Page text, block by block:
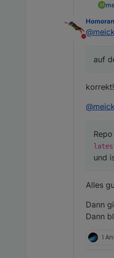
M
Nicht
Homoran
@
auf
korrekt!
@
und
Alles
Dann
Dann
1